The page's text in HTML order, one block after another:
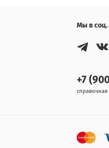
Мы в соц.
+7
справочная